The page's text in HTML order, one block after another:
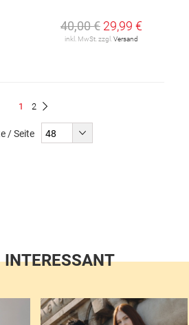
40,00 € 29,99 €
inkl. MwSt. zzgl. Versand
Du
gerade
1 Seite
2
/ Seite
INTERESSANT